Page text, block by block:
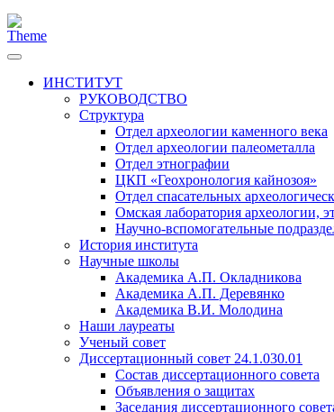
ИНСТИТУТ
РУКОВОДСТВО
Структура
Отдел археологии каменного века
Отдел археологии палеометалла
Отдел этнографии
ЦКП «Геохронология кайнозоя»
Отдел спасательных
Омская лаборатория археологии,
Научно-вспомогательные
История института
Научные школы
Академика А.П. Окладникова
Академика А.П. Деревянко
Академика В.И. Молодина
Наши лауреаты
Ученый совет
Диссертационный совет 24.1.030.01
Состав диссертационного совета
Объявления о защитах
Заседания диссертационного